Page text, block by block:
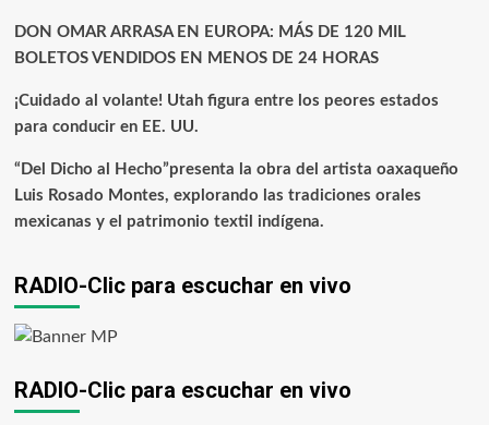
DON OMAR ARRASA EN EUROPA: MÁS DE 120 MIL
BOLETOS VENDIDOS EN MENOS DE 24 HORAS
¡Cuidado al volante! Utah figura entre los peores estados
para conducir en EE. UU.
“Del Dicho al Hecho”presenta la obra del artista oaxaqueño
Luis Rosado Montes, explorando las tradiciones orales
mexicanas y el patrimonio textil indígena.
RADIO-Clic para escuchar en vivo
RADIO-Clic para escuchar en vivo